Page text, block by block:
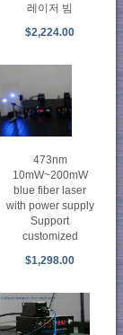
레이저 빔
$2,224.00
473nm
10mW~200mW
blue fiber laser
with power supply
Support
customized
$1,298.00